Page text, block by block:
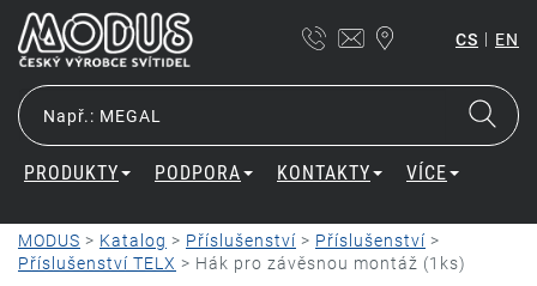
CS | EN
PRODUKTY PODPORA KONTAKTY VÍCE
MODUS > Katalog > Příslušenství > Příslušenství >
Příslušenství TELX > Hák pro závěsnou montáž (1ks)